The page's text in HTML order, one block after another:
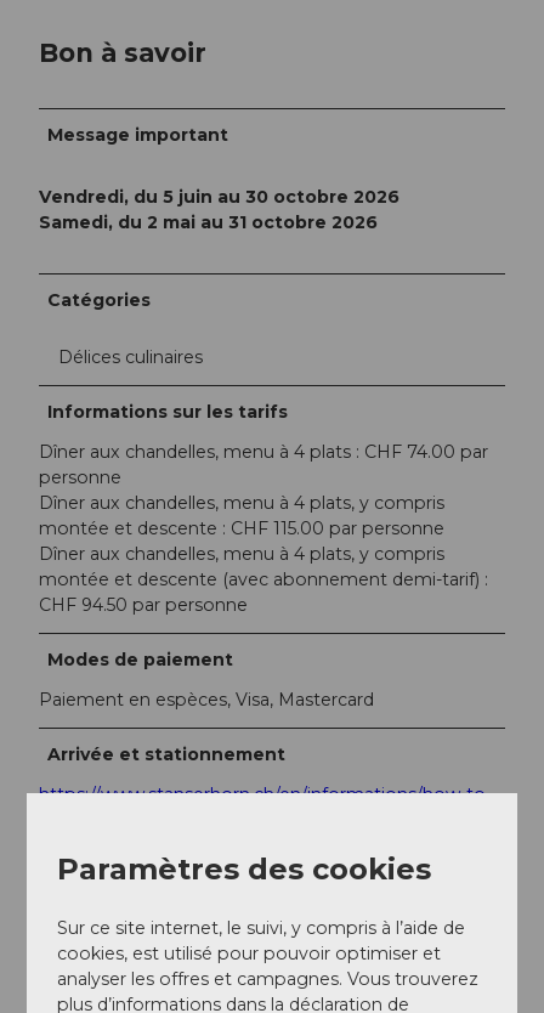
Bon à savoir
Message important
Vendredi, du 5 juin au 30 octobre 2026
Samedi, du 2 mai au 31 octobre 2026
Catégories
Délices culinaires
Informations sur les tarifs
Dîner aux chandelles, menu à 4 plats : CHF 74.00 par
personne
Dîner aux chandelles, menu à 4 plats, y compris
montée et descente : CHF 115.00 par personne
Dîner aux chandelles, menu à 4 plats, y compris
montée et descente (avec abonnement demi-tarif) :
CHF 94.50 par personne
Modes de paiement
Paiement en espèces, Visa, Mastercard
Arrivée et stationnement
https://www.stanserhorn.ch/en/informations/how-to-
Prestations
AG, cartes de saison et billets d'actionnaires sont
valables.
Le restaurant self-service est également ouvert
les soirs de dîner aux chandelles.
Paramètres des cookies
Sur ce site internet, le suivi, y compris à l’aide de
cookies, est utilisé pour pouvoir optimiser et
analyser les offres et campagnes. Vous trouverez
plus d’informations dans la déclaration de